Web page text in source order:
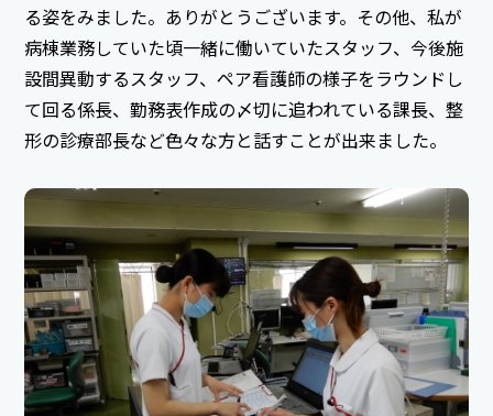
る姿をみました。ありがとうございます。その他、私が
病棟業務していた頃一緒に働いていたスタッフ、今後施
設間異動するスタッフ、ペア看護師の様子をラウンドし
て回る係長、勤務表作成の〆切に追われている課長、整
形の診療部長など色々な方と話すことが出来ました。